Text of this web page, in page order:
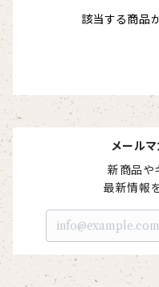
【hibiscus】
【onepoint】
【EVENT ※期間限定商品】
【balancing typo】
【motif】
ポロシャツ
【emblem_chara】
【crest】
アロハシャツ
ボタンダウン半袖シャツ
パーカー
プルオーバーパーカー
トレーナー
ジュートバッグ
サコッシュ
バックパック・リュック
ドゥクラングール
スマトラトラ
ジョー
マルゴー
ベルガモット
ペパーミント
パーカッション
ナマケモノ
リトルシスタードール
ズーラシアンフィルハーモ
コビトカバ
ジャイアントパンダ
はたらくトリ
セクション
該当する商品
メール
新商品や
最新情報